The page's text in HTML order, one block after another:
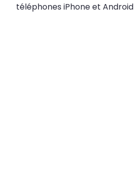
téléphones iPhone et